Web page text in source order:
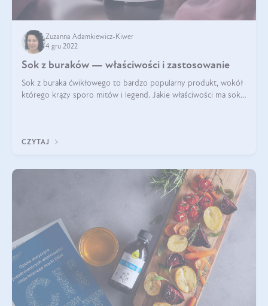
Zuzanna Adamkiewicz-Kiwer
4 gru 2022
Sok z buraków — właściwości i zastosowanie
Sok z buraka ćwikłowego to bardzo popularny produkt, wokół
którego krąży sporo mitów i legend. Jakie właściwości ma sok z
CZYTAJ